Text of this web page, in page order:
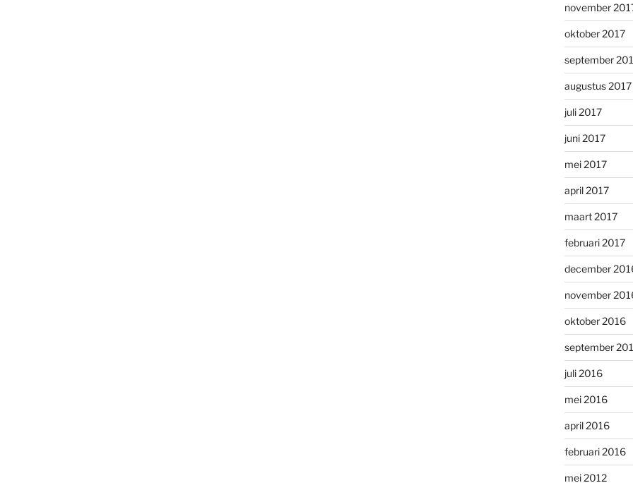
november
oktober 2017
september
augustus 2017
juli 2017
juni 2017
mei 2017
april 2017
maart 2017
februari 2017
december
november
oktober 2016
september
juli 2016
mei 2016
april 2016
februari 2016
mei 2012